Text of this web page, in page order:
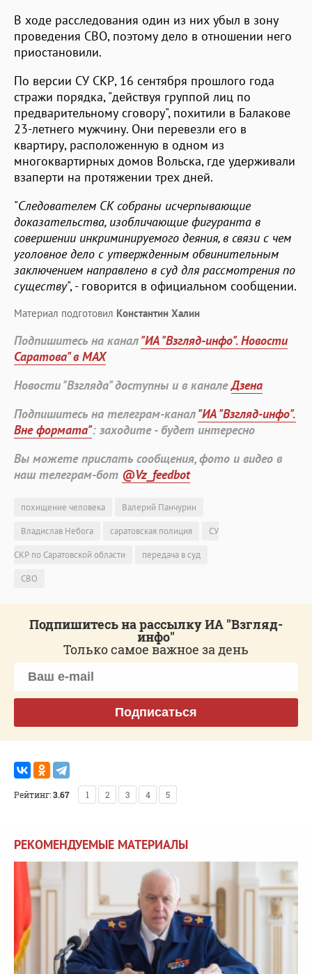
В ходе расследования один из них убыл в зону
проведения СВО, поэтому дело в отношении него
приостановили.
По версии СУ СКР, 16 сентября прошлого года
стражи порядка, "действуя группой лиц по
предварительному сговору", похитили в Балакове
23-летнего мужчину. Они перевезли его в
квартиру, расположенную в одном из
многоквартирных домов Вольска, где удерживали
взаперти на протяжении трех дней.
"Следователем СК собраны исчерпывающие
доказательства, изобличающие фигуранта в
совершении инкриминируемого деяния, в связи с чем
уголовное дело с утвержденным обвинительным
заключением направлено в суд для рассмотрения по
существу", - говорится в официальном сообщении.
Материал подготовил Константин Халин
Подпишитесь на канал"ИА "Взгляд-инфо". Новости
Саратова" в MAX
Новости "Взгляда" доступны и в каналеДзена
Подпишитесь на телеграм-канал"ИА "Взгляд-инфо".
Вне формата": заходите - будет интересно
Вы можете прислать сообщения, фото и видео в
наш телеграм-бот @Vz_feedbot
похищение человека
Валерий Панчурин
Владислав Небога
саратовская полиция
СУ
СКР по Саратовской области
передача в суд
СВО
Подпишитесь на рассылку ИА "Взгляд-
инфо"
Только самое важное за день
Подписаться
Рейтинг:3.67 1 2 3 4 5
РЕКОМЕНДУЕМЫЕ МАТЕРИАЛЫ